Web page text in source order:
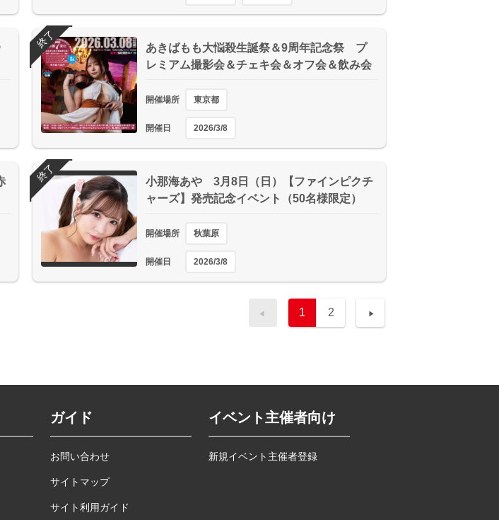
あきばもも大悩殺生誕祭＆9周年記念祭 プ
レミアム撮影会＆チェキ会＆オフ会＆飲み会
開催場所 東京都
開催日 2026/3/8
終了
小那海あや 3月8日（日）【ファインピクチ
ャーズ】発売記念イベント（50名様限定）
開催場所 秋葉原
開催日 2026/3/8
終了
1 2
ガイド
お問い合わせ
サイトマップ
サイト利用ガイド
イベント主催者向け
新規イベント主催者登録